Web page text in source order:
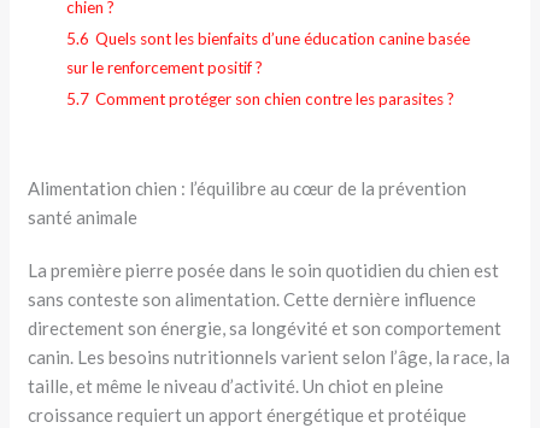
chien ?
5.6 Quels sont les bienfaits d’une éducation canine basée
sur le renforcement positif ?
5.7 Comment protéger son chien contre les parasites ?
Alimentation chien : l’équilibre au cœur de la prévention
santé animale
La première pierre posée dans le soin quotidien du chien est
sans conteste son alimentation. Cette dernière influence
directement son énergie, sa longévité et son comportement
canin. Les besoins nutritionnels varient selon l’âge, la race, la
taille, et même le niveau d’activité. Un chiot en pleine
croissance requiert un apport énergétique et protéique